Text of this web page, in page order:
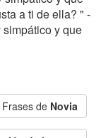
a ti de ella? " -
y que
Frases de Novia